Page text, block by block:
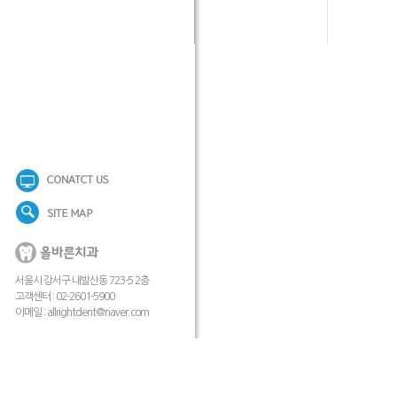
서울시 강서구 내발산동 723-5 2층
고객센터 : 02-2601-5900
이메일 : allrightdent@naver.com